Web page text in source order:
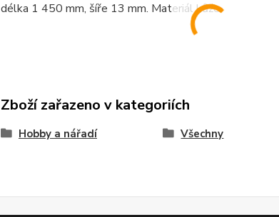
délka 1 450 mm, šíře 13 mm. Materiál kůže.
Zboží zařazeno v kategoriích
Hobby a nářadí Všechny